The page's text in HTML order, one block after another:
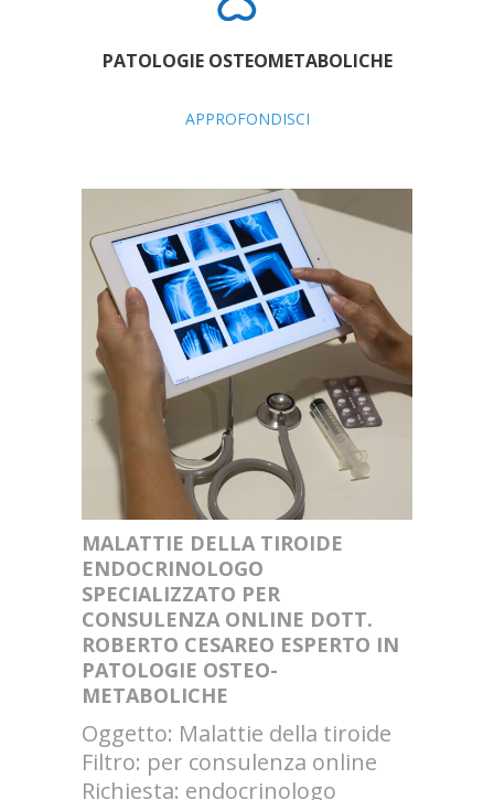
PATOLOGIE OSTEOMETABOLICHE
APPROFONDISCI
MALATTIE DELLA TIROIDE
ENDOCRINOLOGO
SPECIALIZZATO PER
CONSULENZA ONLINE DOTT.
ROBERTO CESAREO ESPERTO IN
PATOLOGIE OSTEO-
METABOLICHE
Oggetto: Malattie della tiroide
Filtro: per consulenza online
Richiesta: endocrinologo